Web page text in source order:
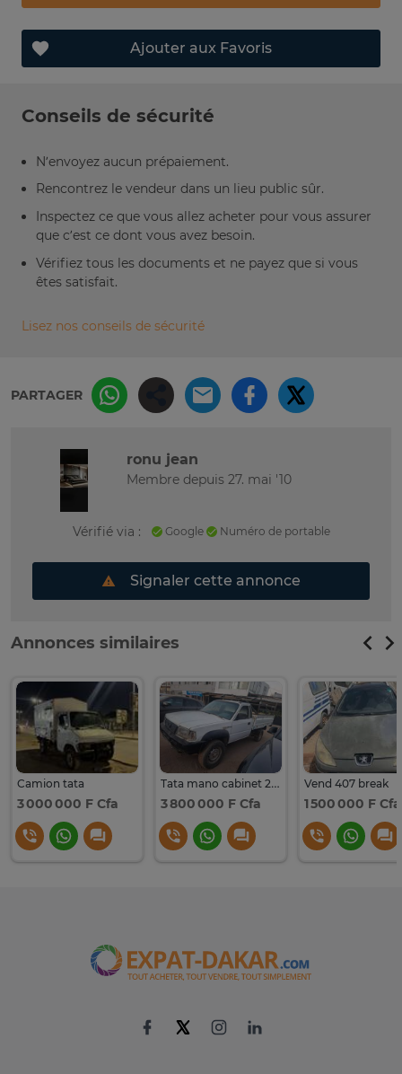
Ajouter aux Favoris
Conseils de sécurité
N’envoyez aucun prépaiement.
Rencontrez le vendeur dans un lieu public sûr.
Inspectez ce que vous allez acheter pour vous assurer
que c’est ce dont vous avez besoin.
Vérifiez tous les documents et ne payez que si vous
êtes satisfait.
Lisez nos conseils de sécurité
PARTAGER
ronu jean
Membre depuis 27. mai '10
Vérifié via : Google Numéro de portable
Signaler cette annonce
Annonces similaires
Camion tata
3 000 000 F Cfa
Tata mano cabinet 2016
3 800 000 F Cfa
Vend 407 break
1 500 000 F Cfa